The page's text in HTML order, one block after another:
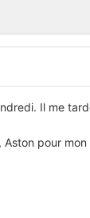
Il me
Aston pour